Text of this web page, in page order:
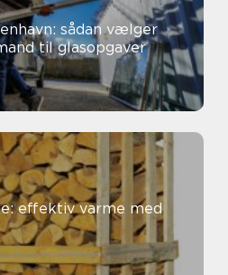
sådan vælger
til glasopgaver
effektiv varme med